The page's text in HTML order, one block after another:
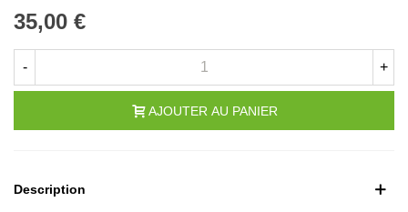
35,00 €
- +
AJOUTER AU PANIER
Description